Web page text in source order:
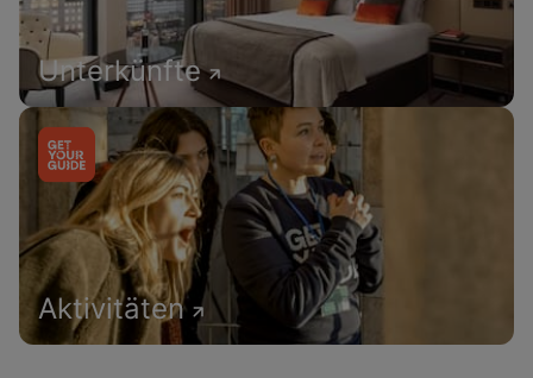
Unterkünfte
Aktivitäten